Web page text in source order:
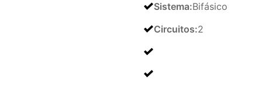
Sistema:Bifásico
Circuitos:2